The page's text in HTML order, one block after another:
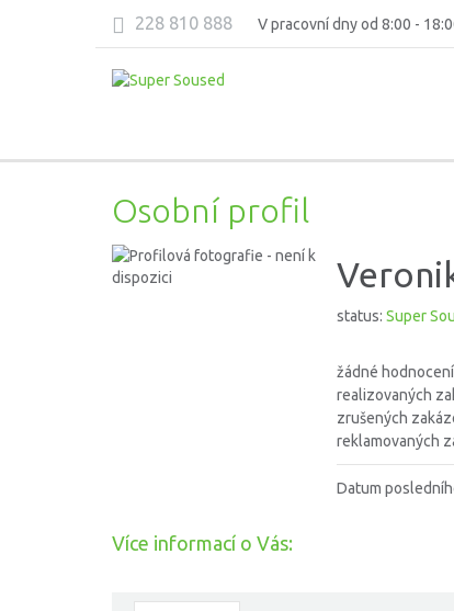
228 810 888 V pracovní dny od 8:00 -
Osobní profil
status: Super
žádné hodnocení
realizovaných
zrušených
reklamovaných
Datum
Více informací o Vás: